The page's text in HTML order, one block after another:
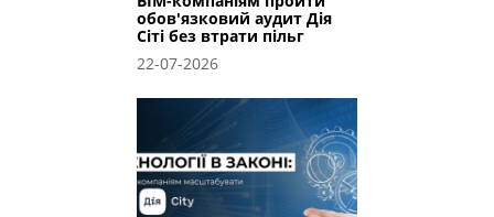
обов'язковий аудит Дія
Сіті без втрати пільг
22-07-2026